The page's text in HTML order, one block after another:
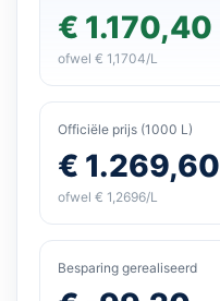
€ 1.170,40
ofwel € 1,1704/L
Officiële prijs (1000 L)
€ 1.269,60
ofwel € 1,2696/L
Besparing gerealiseerd